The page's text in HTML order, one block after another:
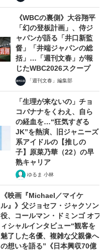
《WBCの裏側》大谷翔平
「幻の登板計画」、侍ジ
ャパンが語る「井口新監
督」「井端ジャパンの総
括」…「週刊文春」が報
じたWBC2026スクープ
「週刊文春」編集部
「生理が来ないの」チョ
コバナナをくわえ、自ら
の経血を…“狂気すぎる
JK”を熱演、旧ジャニーズ
系アイドルの【推しの
子】原菜乃華（22）の早
熟キャリア
ゆるま 小林
《映画『Michael／マイケ
ル』》父ジョセフ・ジャクソン
役、コールマン・ドミンゴ オフ
ィシャルインタビュー“観客を
魅了した名優、複雑な父親像へ
の想いを語る”《日本興収70億